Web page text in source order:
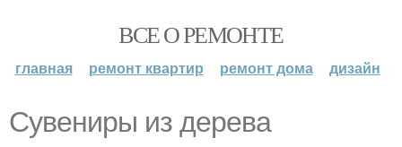
ВСЕ О РЕМОНТЕ
главная ремонт квартир ремонт дома дизайн
Сувениры из дерева